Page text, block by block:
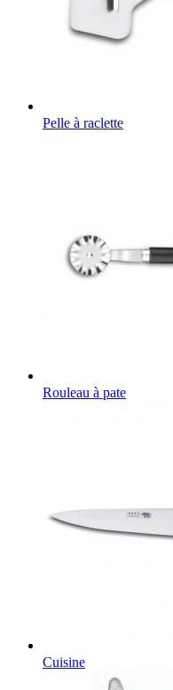
Pelle à raclette
Rouleau à pate
Cuisine